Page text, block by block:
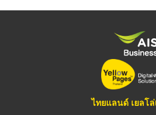
ไทยแลนด์ เยลโล่